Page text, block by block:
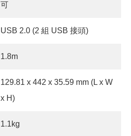
可
USB 2.0 (2 組 USB 接頭)
1.8m
129.81 x 442 x 35.59 mm (L x W
x H)
1.1kg